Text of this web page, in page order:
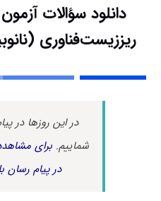
ریززیست‌فناوری
در این روزها در
شماییم.برای
در پیام رسان